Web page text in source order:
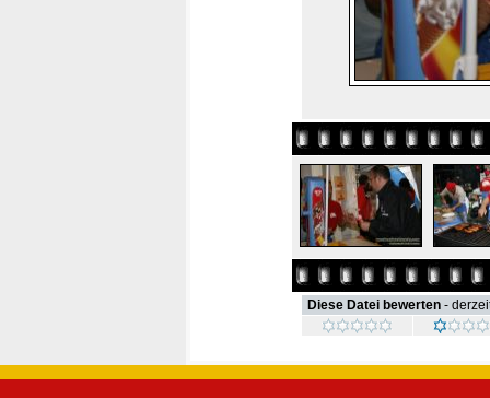
Diese Datei bewerten -